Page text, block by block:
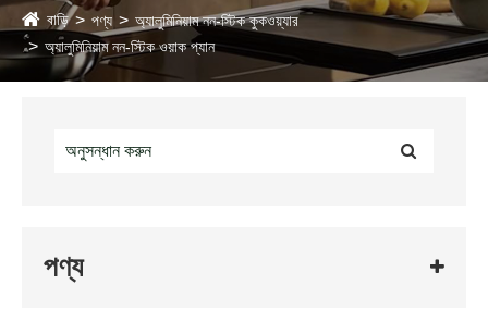
বাড়ি পণ্য
অ্যালুমিনিয়াম নন-স্টিক কুকওয়্যার
অ্যালুমিনিয়াম নন-স্টিক ওয়াক প্যান
পণ্য